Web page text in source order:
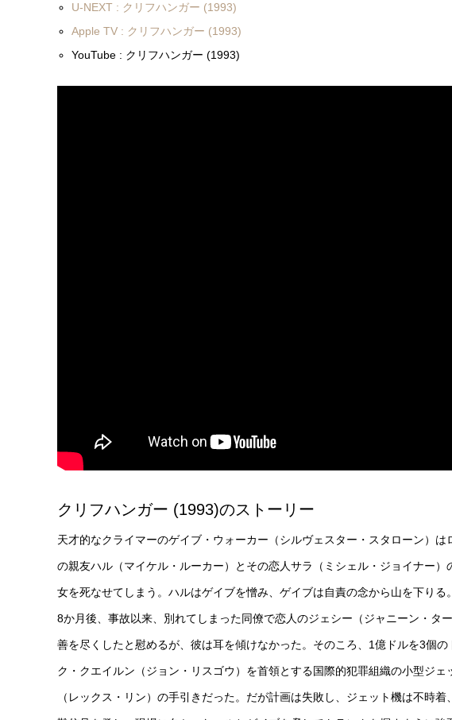
U-NEXT : クリフハンガー (1993)
Apple TV : クリフハンガー (1993)
YouTube : クリフハンガー (1993)
クリフハンガー (1993)のストーリー
天才的なクライマーのゲイブ・ウォーカー（シルヴェスター・スタローン）
の親友ハル（マイケル・ルーカー）とその恋人サラ（ミシェル・ジョイナー
女を死なせてしまう。ハルはゲイブを憎み、ゲイブは自責の念から山を下りる。
8か月後、事故以来、別れてしまった同僚で恋人のジェシー（ジャニーン・タ
善を尽くしたと慰めるが、彼は耳を傾けなかった。そのころ、1億ドルを3個
ク・クエイルン（ジョン・リスゴウ）を首領とする国際的犯罪組織の小型ジ
（レックス・リン）の手引きだった。だが計画は失敗し、ジェット機は不時